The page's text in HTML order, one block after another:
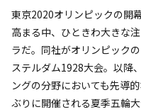
東京2020オリンピックの開
高まる中、ひときわ大きな
ラだ。同社がオリンピック
ステルダム1928大会。以降
ングの分野においても先導
ぶりに開催される夏季五輪